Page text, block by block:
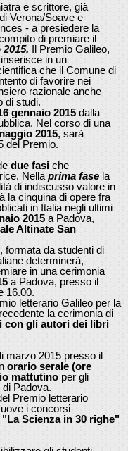
e scrittore, già
Verona/Soave e
- a presiedere la
di premiare il
Il Premio Galileo,
in un
che il Comune di
di favorire nei
razionale anche
di studi.
gennaio 2015 dalla
Nel corso di una
2015, sarà
del Premio.
due fasi che
Nella prima fase la
di indiscusso valore in
la cinquina di opere fra
in Italia negli ultimi
2015 a Padova,
Altinate San
formata da studenti di
determinerà,
in una cerimonia
a Padova, presso il
16.00.
letterario Galileo per la
la cerimonia di
con gli autori dei libri
marzo 2015 presso il
orario serale (ore
mattutino per gli
Padova.
Premio letterario
i concorsi
"La Scienza in 30 righe"